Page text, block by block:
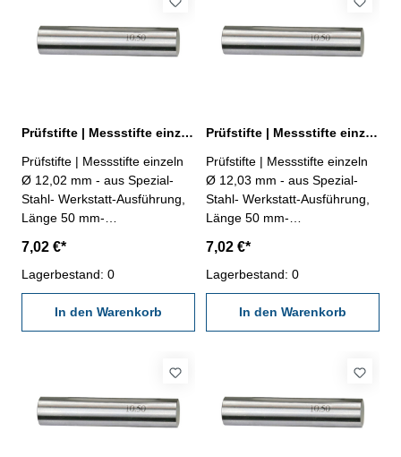
Prüfstifte | Messstifte einzeln Ø 12,02 mm ± 0,002 mm
Prüfstifte | Messstifte einzeln
Ø 12,02 mm - aus Spezial-
Stahl- Werkstatt-Ausführung,
Länge 50 mm-
Behältnis Abmessung: Ø
12,02 mm
7,02 €*
Lagerbestand: 0
In den Warenkorb
Prüfstifte | Messstifte einzeln Ø 12,03 mm ± 0,002 mm
Prüfstifte | Messstifte einzeln
Ø 12,03 mm - aus Spezial-
Stahl- Werkstatt-Ausführung,
Länge 50 mm-
Behältnis Abmessung: Ø
12,03 mm
7,02 €*
Lagerbestand: 0
In den Warenkorb